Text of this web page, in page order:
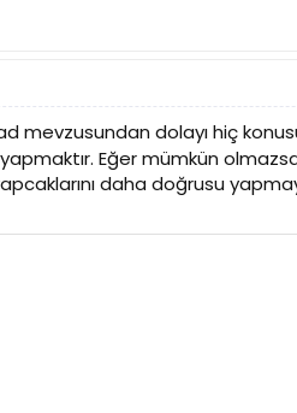
mevzusundan dolayı hiç
Eğer mümkün
daha doğrusu